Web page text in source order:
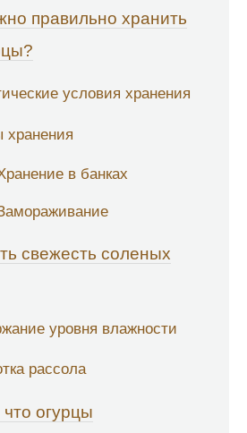
правильно хранить
условия хранения
хранения
в банках
свежесть соленых
уровня влажности
рассола
что огурцы